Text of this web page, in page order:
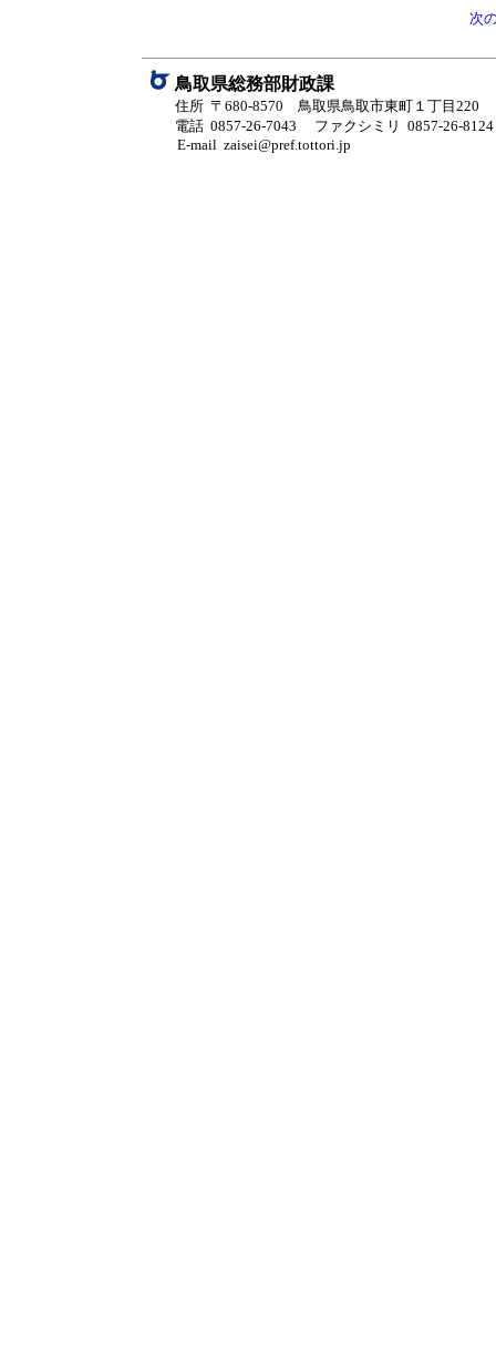
次
鳥取県総務部財政課
住所 〒680-8570 鳥取県鳥取市東町１丁目220
電話 0857-26-7043
ファクシミリ 0857-26-8124
E-mail zaisei@pref.tottori.jp